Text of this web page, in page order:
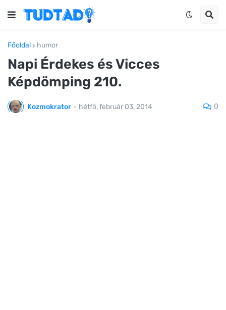
Főoldal humor
Napi Érdekes és Vicces
Képdömping 210.
Kozmokrator - hétfő, február 03, 2014 0